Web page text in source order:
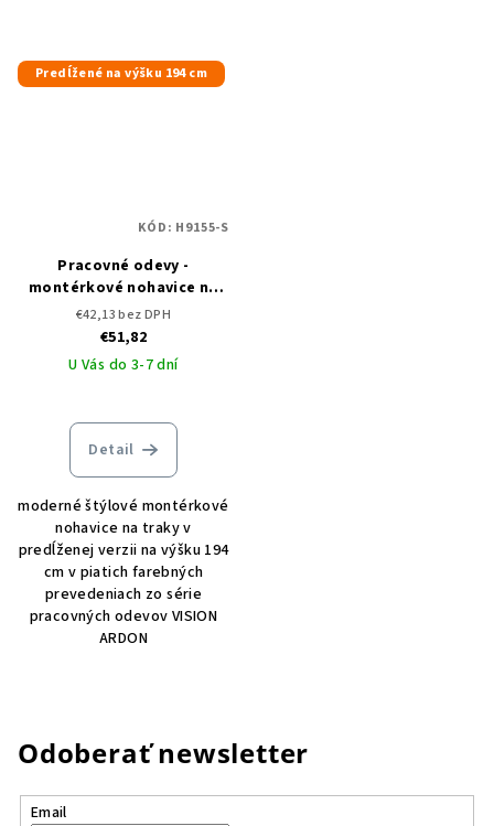
Predĺžené na výšku 194 cm
Pracovné odevy -
montérkové nohavice na
traky ARDON VISION -
predĺžené
€42,13 bez DPH
€51,82
U Vás do 3-7 dní
Detail
moderné štýlové montérkové
nohavice na traky v
predĺženej verzii na výšku 194
cm v piatich farebných
prevedeniach zo série
pracovných odevov VISION
ARDON
KÓD: H9155-S
Odoberať newsletter
Email